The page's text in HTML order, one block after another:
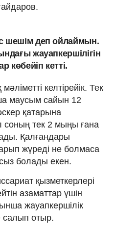
шешім деп ойлаймын.
жауапкершілігін
көбейіп кетті.
келтірейік. Тек
маусым сайын 12
қатарына
тек 2 мыңы ғана
Қалғандары
жүреді не болмаса
болады екен.
қызметкерлері
азаматтар үшін
жауапкершілік
салып отыр.